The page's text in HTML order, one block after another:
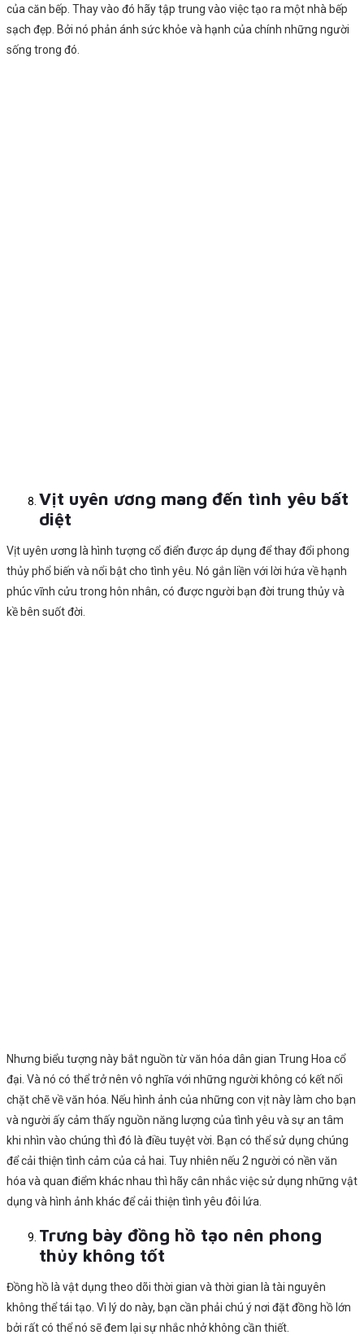
của căn bếp. Thay vào đó hãy tập trung vào việc tạo ra một nhà bếp
sạch đẹp. Bởi nó phản ánh sức khỏe và hạnh của chính những người
sống trong đó.
Vịt uyên ương mang đến tình yêu bất
diệt
Vịt uyên ương là hình tượng cổ điển được áp dụng để thay đổi phong
thủy phổ biến và nổi bật cho tình yêu. Nó gắn liền với lời hứa về hạnh
phúc vĩnh cửu trong hôn nhân, có được người bạn đời trung thủy và
kề bên suốt đời.
Nhưng biểu tượng này bắt nguồn từ văn hóa dân gian Trung Hoa cổ
đại. Và nó có thể trở nên vô nghĩa với những người không có kết nối
chặt chẽ về văn hóa. Nếu hình ảnh của những con vịt này làm cho bạn
và người ấy cảm thấy nguồn năng lượng của tình yêu và sự an tâm
khi nhìn vào chúng thì đó là điều tuyệt vời. Bạn có thể sử dụng chúng
để cải thiện tình cảm của cả hai. Tuy nhiên nếu 2 người có nền văn
hóa và quan điểm khác nhau thì hãy cân nhắc việc sử dụng những vật
dụng và hình ảnh khác để cải thiện tình yêu đôi lứa.
Trưng bày đồng hồ tạo nên phong
thủy không tốt
Đồng hồ là vật dụng theo dõi thời gian và thời gian là tài nguyên
không thể tái tạo. Vì lý do này, bạn cần phải chú ý nơi đặt đồng hồ lớn
bởi rất có thể nó sẽ đem lại sự nhắc nhở không cần thiết.